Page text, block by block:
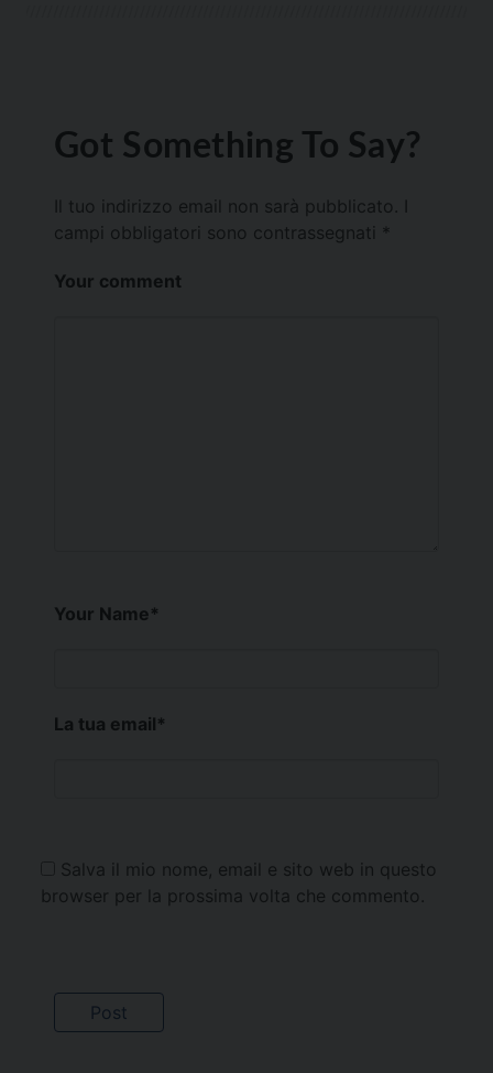
Got Something To Say?
Il tuo indirizzo email non sarà pubblicato.
campi obbligatori sono contrassegnati *
Your comment
Your Name*
La tua email*
Salva il mio nome, email e sito web in questo
browser per la prossima volta che commento.